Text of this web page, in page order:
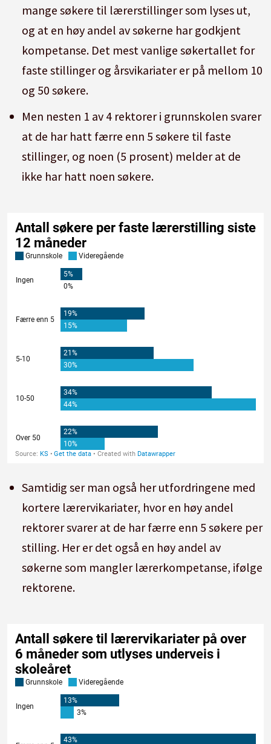
mange søkere til lærerstillinger som lyses ut,
og at en høy andel av søkerne har godkjent
kompetanse. Det mest vanlige søkertallet for
faste stillinger og årsvikariater er på mellom 10
og 50 søkere.
Men nesten 1 av 4 rektorer i grunnskolen svarer
at de har hatt færre enn 5 søkere til faste
stillinger, og noen (5 prosent) melder at de
ikke har hatt noen søkere.
Samtidig ser man også her utfordringene med
kortere lærervikariater, hvor en høy andel
rektorer svarer at de har færre enn 5 søkere per
stilling. Her er det også en høy andel av
søkerne som mangler lærerkompetanse, ifølge
rektorene.